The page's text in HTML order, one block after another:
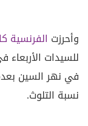
وأحرزت الفرنسية
للسيدات الأربعاء
في نهر السين
نسبة التلوث.